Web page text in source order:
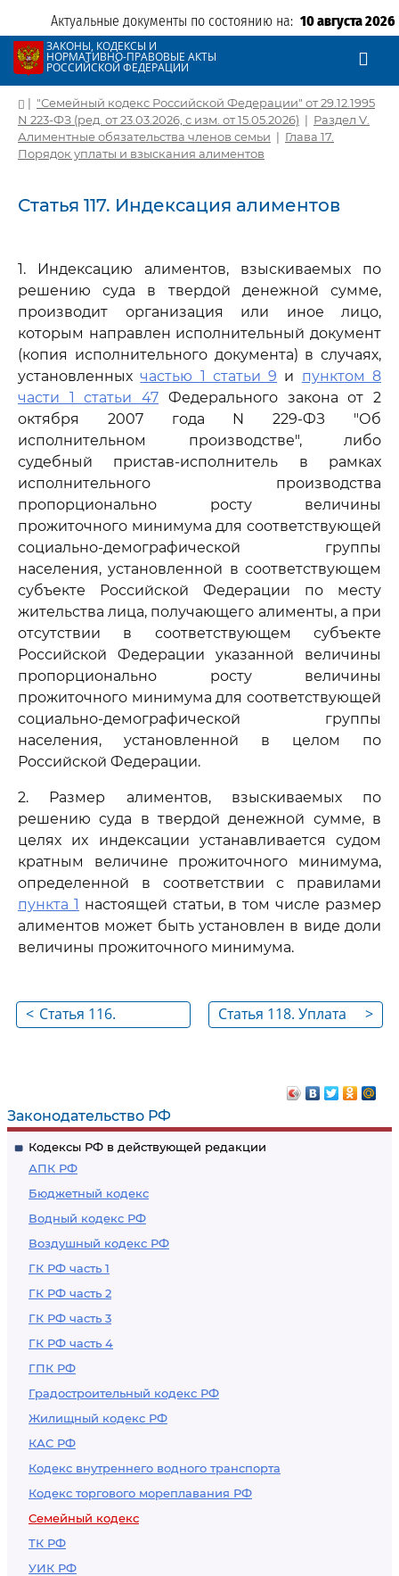
Актуальные документы по состоянию на: 10 августа 2026
ЗАКОНЫ, КОДЕКСЫ И
НОРМАТИВНО-ПРАВОВЫЕ АКТЫ
РОССИЙСКОЙ ФЕДЕРАЦИИ
Законодательство РФ
Кодексы РФ в действующей редакции
АПК РФ
Бюджетный кодекс
Водный кодекс РФ
Воздушный кодекс РФ
ГК РФ часть 1
ГК РФ часть 2
ГК РФ часть 3
ГК РФ часть 4
ГПК РФ
Градостроительный кодекс РФ
Жилищный кодекс РФ
КАС РФ
Кодекс внутреннего водного транспорта
Кодекс торгового мореплавания РФ
Семейный кодекс
ТК РФ
УИК РФ
| "Семейный кодекс Российской Федерации" от 29.12.1995
N 223-ФЗ (ред. от 23.03.2026, с изм. от 15.05.2026) | Раздел V.
Алиментные обязательства членов семьи | Глава 17.
Порядок уплаты и взыскания алиментов
Статья 117. Индексация алиментов
1. Индексацию алиментов, взыскиваемых по
решению суда в твердой денежной сумме,
производит организация или иное лицо,
которым направлен исполнительный документ
(копия исполнительного документа) в случаях,
установленныхчастью 1 статьи 9 и пунктом 8
части 1 статьи 47 Федерального закона от 2
октября 2007 года N 229-ФЗ "Об
исполнительном производстве", либо
судебный пристав-исполнитель в рамках
исполнительного производства
пропорционально росту величины
прожиточного минимума для соответствующей
социально-демографической группы
населения, установленной в соответствующем
субъекте Российской Федерации по месту
жительства лица, получающего алименты, а при
отсутствии в соответствующем субъекте
Российской Федерации указанной величины
пропорционально росту величины
прожиточного минимума для соответствующей
социально-демографической группы
населения, установленной в целом по
Российской Федерации.
2. Размер алиментов, взыскиваемых по
решению суда в твердой денежной сумме, в
целях их индексации устанавливается судом
кратным величине прожиточного минимума,
определенной в соответствии с правилами
пункта 1 настоящей статьи, в том числе размер
алиментов может быть установлен в виде доли
величины прожиточного минимума.
< Статья 116.
>
Статья 118. Уплата
обязанного
уплачивать
алименты, в
иностранное